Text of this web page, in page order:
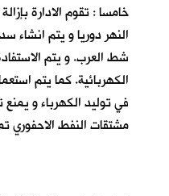
خامسا : تقوم الادارة
النهر دوريا و يتم انشاء
شط العرب. و يتم
الكهربائية. كما يتم
في توليد الكهرباء و يمنع
مشتقات النفط الاحفوري